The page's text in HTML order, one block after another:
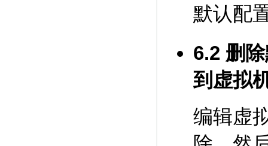
默认配
6.2 删
到虚拟
编辑虚